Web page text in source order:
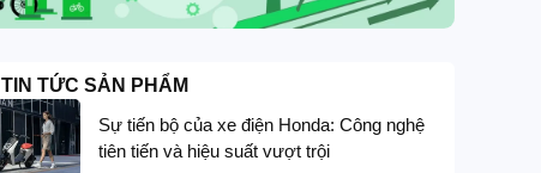
TIN TỨC SẢN PHẨM
Sự tiến bộ của xe điện Honda: Công nghệ
tiên tiến và hiệu suất vượt trội